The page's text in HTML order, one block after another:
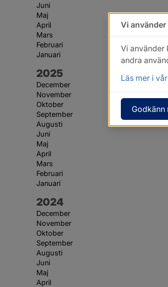
Juni
Maj
April
Mars
Februari
Januari
År:
2025
December
November
Oktober
September
Augusti
Juni
Maj
April
Mars
Februari
Januari
År:
2024
December
November
Oktober
September
Augusti
Juni
Maj
April
Vi
Vi använder
andra
Läs mer i